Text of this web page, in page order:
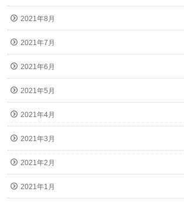
2021年8月
2021年7月
2021年6月
2021年5月
2021年4月
2021年3月
2021年2月
2021年1月